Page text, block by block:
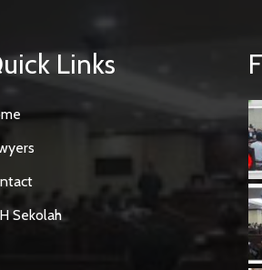
Links
Sekolah